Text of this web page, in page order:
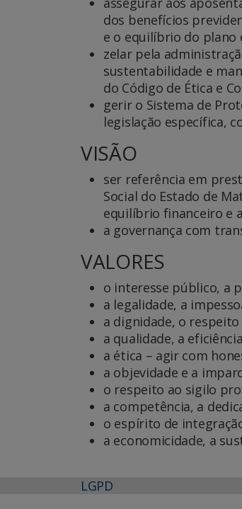
dos benefícios
e o equilíbrio do plano
zelar pela
sustentabilidade e
do Código de Ética e
gerir o Sistema de
legislação específica,
VISÃO
ser referência em
Social do Estado de
equilíbrio financeiro e
a governança com
VALORES
o interesse público, a
a legalidade, a
a dignidade, o respeito
a qualidade, a
a ética – agir com
a objevidade e a
o respeito ao sigilo
a competência, a
o espírito de
a economicidade, a
LGPD